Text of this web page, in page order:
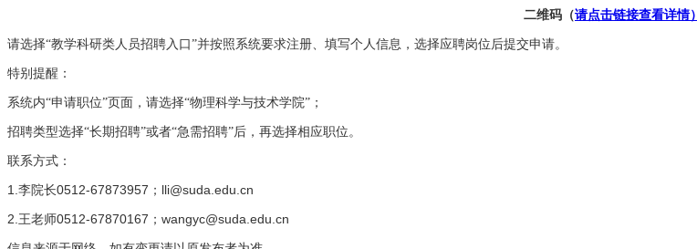
二维码（请点击链接查看详情）
请选择“教学科研类人员招聘入口”并按照系统要求注册、填写个人信息，选择应聘岗位后提交申请。
特别提醒：
系统内“申请职位”页面，请选择“物理科学与技术学院”；
招聘类型选择“长期招聘”或者“急需招聘”后，再选择相应职位。
联系方式：
1. 李院长0512-67873957 ； lli@suda.edu.cn
2. 王老师0512-67870167 ； wangyc@suda.edu.cn